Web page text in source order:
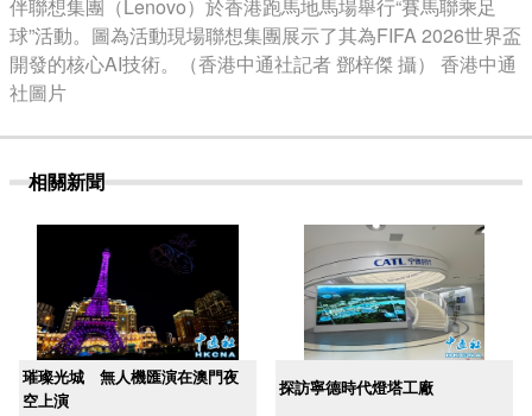
伴聯想集團（Lenovo）於香港跑馬地馬場舉行“賽馬聯乘足
球”活動。圖為活動現場聯想集團展示了其為FIFA 2026世界盃
開發的核心AI技術。（香港中通社記者 鄧梓傑 攝） 香港中通
社圖片
相關新聞
璀璨光城 無人機匯演在澳門夜
空上演
探訪寧德時代燈塔工廠